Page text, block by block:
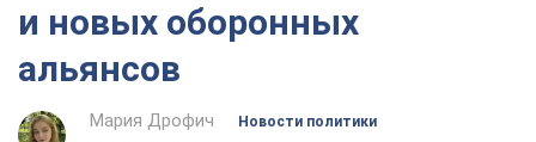
и новых оборонных
альянсов
Мария Дрофич
Новости политики